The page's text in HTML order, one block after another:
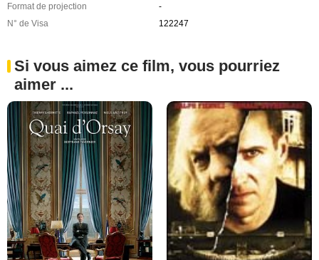
Format de projection
-
N° de Visa
122247
Si vous aimez ce film, vous pourriez
aimer ...